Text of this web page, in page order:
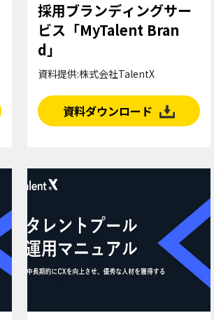
採用ブランディングサー
ビス「MyTalent Bran
d」
資料提供:株式会社TalentX
資料ダウンロード